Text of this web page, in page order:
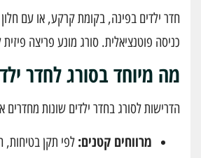
חדר ילדים בפינה, בקומת קרקע, או עם
כניסה פוטנציאלית. סורג מונע פריצה
מה מיוחד בסורג לחדר
הדרישות לסורג בחדר ילדים שונות מחדרים
מרווחים קטנים: לפי תקן בטיחות,